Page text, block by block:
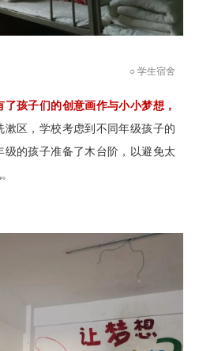
○ 学生宿舍
孩子们的创意画作与小小梦想，
漱区，学校考虑到不同年级孩子的
的孩子准备了木台阶，以避免太